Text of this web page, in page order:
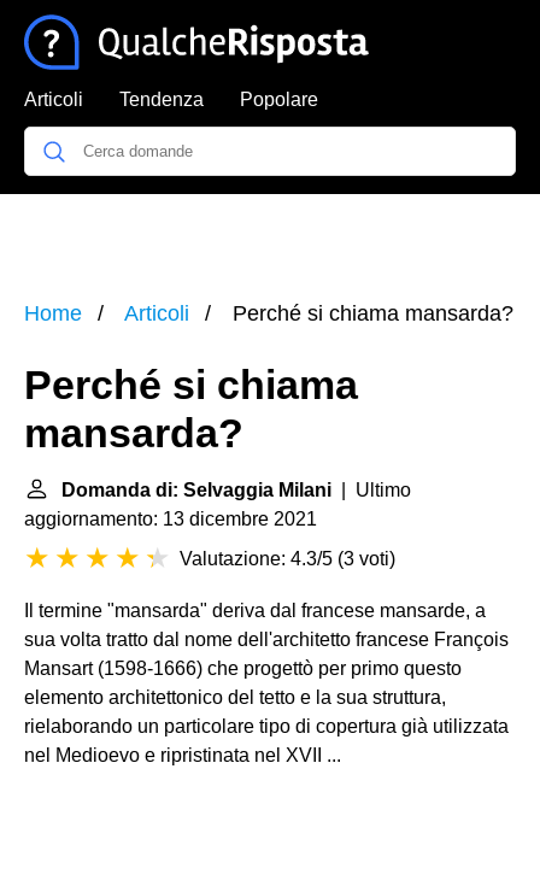
Articoli Tendenza Popolare
Home Articoli Perché si chiama mansarda?
Perché si chiama
mansarda?
Domanda di: Selvaggia Milani | Ultimo
aggiornamento: 13 dicembre 2021
Valutazione: 4.3/5 (3 voti)
Il termine "mansarda" deriva dal francese mansarde, a
sua volta tratto dal nome dell'architetto francese François
Mansart (1598-1666) che progettò per primo questo
elemento architettonico del tetto e la sua struttura,
rielaborando un particolare tipo di copertura già utilizzata
nel Medioevo e ripristinata nel XVII ...